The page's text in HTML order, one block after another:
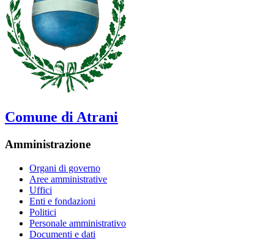
Comune di Atrani
Amministrazione
Organi di governo
Aree amministrative
Uffici
Enti e fondazioni
Politici
Personale amministrativo
Documenti e dati